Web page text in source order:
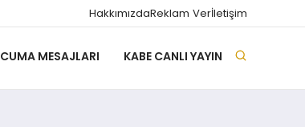
HakkımızdaReklam Verİletişim
CUMA MESAJLARI KABE CANLI YAYIN